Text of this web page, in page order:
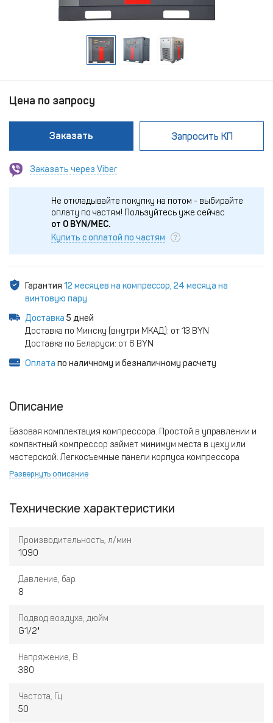
Цена по запросу
Заказать Запросить КП
Заказать через Viber
Не откладывайте покупку на потом - выбирайте
оплату по частям! Пользуйтесь уже сейчас
от 0 BYN/МЕС.
Купить с оплатой по частям
Гарантия 12 месяцев на компрессор, 24 месяца на
винтовую пару
Доставка 5 дней
Доставка по Минску (внутри МКАД): от 13 BYN
Доставка по Беларуси: от 6 BYN
Оплата по наличному и безналичному расчету
Описание
Базовая комплектация компрессора. Простой в управлении и
компактный компрессор займет минимум места в цеху или
мастерской. Легкосъемные панели корпуса компрессора
обеспечивают удобный доступ к любым внутренним
Преимущества компрессора:
• Электрический блок управления.
• Пуск звезда-треугольник.
• Радиатор охлаждения.
Развернуть описание
Технические характеристики
Производительность, л/мин
1090
Давление, бар
8
Подвод воздуха, дюйм
G1/2"
Напряжение, В
380
Частота, Гц
50